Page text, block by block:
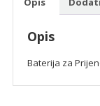
Opis
Baterija za